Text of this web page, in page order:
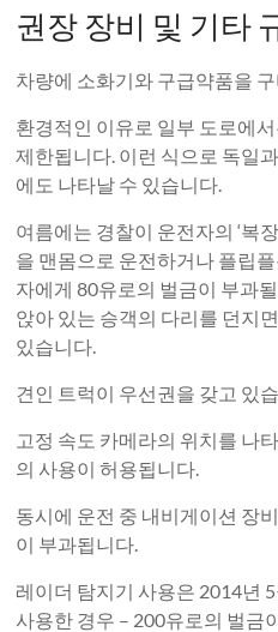
권장 장비 및 기타
차량에 소화기와 구급약품을
환경적인 이유로 일부 도로에
제한됩니다. 이런 식으로 독일
에도 나타날 수 있습니다.
여름에는 경찰이 운전자의 ‘복
을 맨몸으로 운전하거나 플립
자에게 80유로의 벌금이 부과
앉아 있는 승객의 다리를 던지
있습니다.
견인 트럭이 우선권을 갖고 있
고정 속도 카메라의 위치를 ​​나
의 사용이 허용됩니다.
동시에 운전 중 내비게이션 장
이 부과됩니다.
레이더 탐지기 사용은 2014년
사용한 경우 – 200유로의 벌금